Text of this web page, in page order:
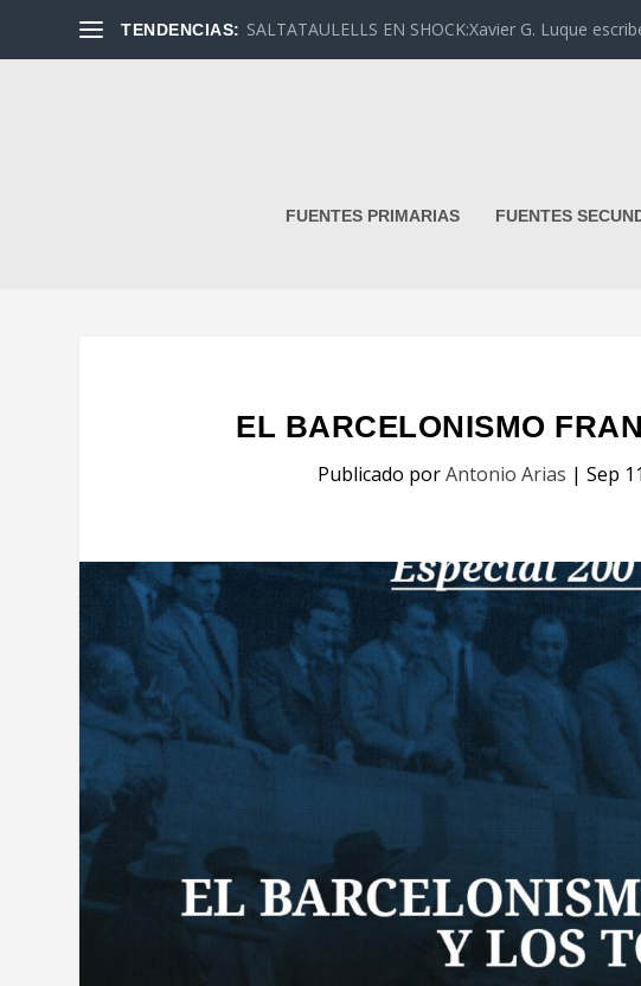
TENDENCIAS: SALTATAULELLS EN SHOCK:Xavier G. Luque
FUENTES PRIMARIAS FUENTES
EL BARCELONISMO
Publicado porAntonio Arias |Sep